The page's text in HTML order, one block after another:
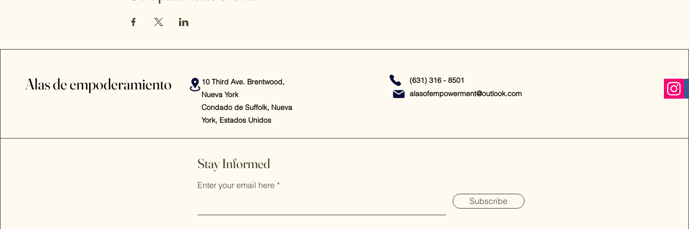
Alas de empoderamiento
10 Third Ave. Brentwood,
Nueva York
Condado de Suffolk, Nueva
York, Estados Unidos
(631) 316 - 8501
alasofempowerment@outlook.com
Stay Informed
Enter your email here
Subscribe